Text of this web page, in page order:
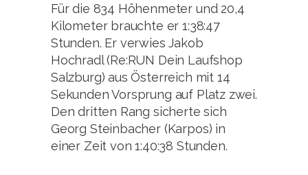
Für die 834 Höhenmeter und 20,4
Kilometer brauchte er 1:38:47
Stunden. Er verwies Jakob
Hochradl (Re:RUN Dein Laufshop
Salzburg) aus Österreich mit 14
Sekunden Vorsprung auf Platz zwei.
Den dritten Rang sicherte sich
Georg Steinbacher (Karpos) in
einer Zeit von 1:40:38 Stunden.